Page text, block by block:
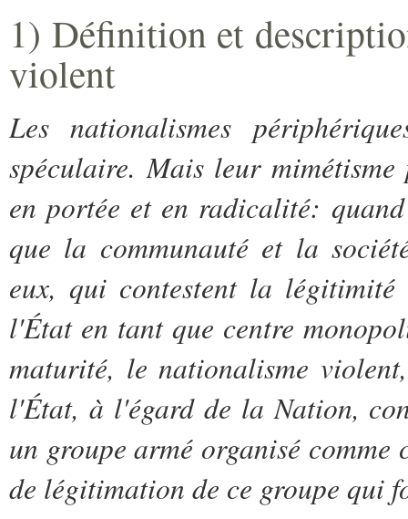
1) Définition et
violent
Les nationalismes
spéculaire. Mais leur
en portée et en radicalité:
que la communauté et la
eux, qui contestent la
l'État en tant que centre
maturité, le nationalisme
l'État, à l'égard de la Nation,
un groupe armé organisé
de légitimation de ce groupe qui